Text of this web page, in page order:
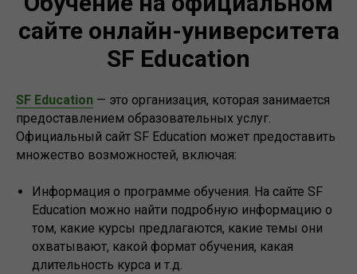
сайте онлайн-университета
SF Education
SF Education — это организация, которая занимается
предоставлением образовательных услуг.
Официальный сайт SF Education может предоставить
множество возможностей, включая:
Информация о программе обучения. На сайте SF
Education можно найти подробную информацию о
том, какие курсы предлагаются, какие темы они
охватывают, какой формат обучения, какая
длительность курса и т.д.